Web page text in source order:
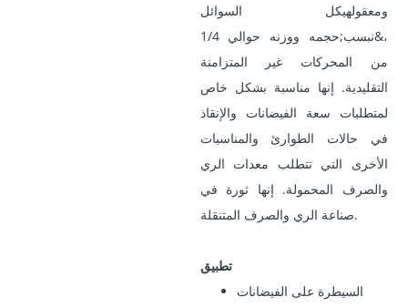
ومعقولهيكل السوائل
،
&نبسب;حجمه ووزنه حوالي 1/4
من المحركات غير المتزامنة
التقليدية. إنها مناسبة بشكل خاص
لمتطلبات سعة الفيضانات والإنقاذ
في حالات الطوارئ والمناسبات
الأخرى التي تتطلب معدات الري
والصرف المحمولة. إنها ثورة في
صناعة الري والصرف المتنقلة.
تطبيق
السيطرة على الفيضانات